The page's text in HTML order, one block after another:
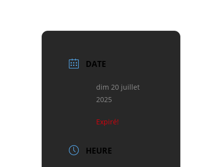
DATE
dim 20 juillet
2025
Expiré!
HEURE